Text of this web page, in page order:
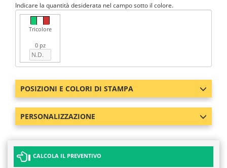
Indicare la quantità desiderata nel campo sotto il colore.
Tricolore
0 pz
POSIZIONI E COLORI DI STAMPA
PERSONALIZZAZIONE
CALCOLA IL PREVENTIVO